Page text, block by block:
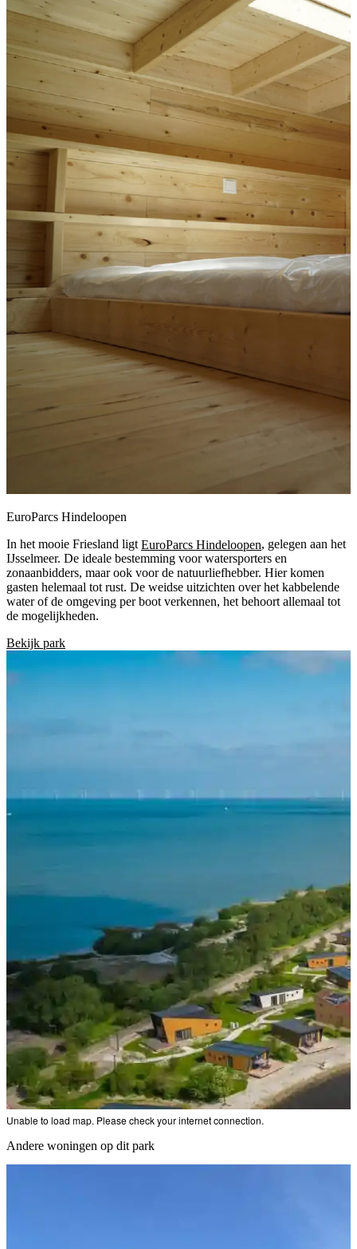
EuroParcs Hindeloopen
In het mooie Friesland ligt EuroParcs Hindeloopen, gelegen aan het
IJsselmeer. De ideale bestemming voor watersporters en
zonaanbidders, maar ook voor de natuurliefhebber. Hier komen
gasten helemaal tot rust. De weidse uitzichten over het kabbelende
water of de omgeving per boot verkennen, het behoort allemaal tot
de mogelijkheden.
Bekijk park
Unable to load map. Please check your internet connection.
Andere woningen op dit park